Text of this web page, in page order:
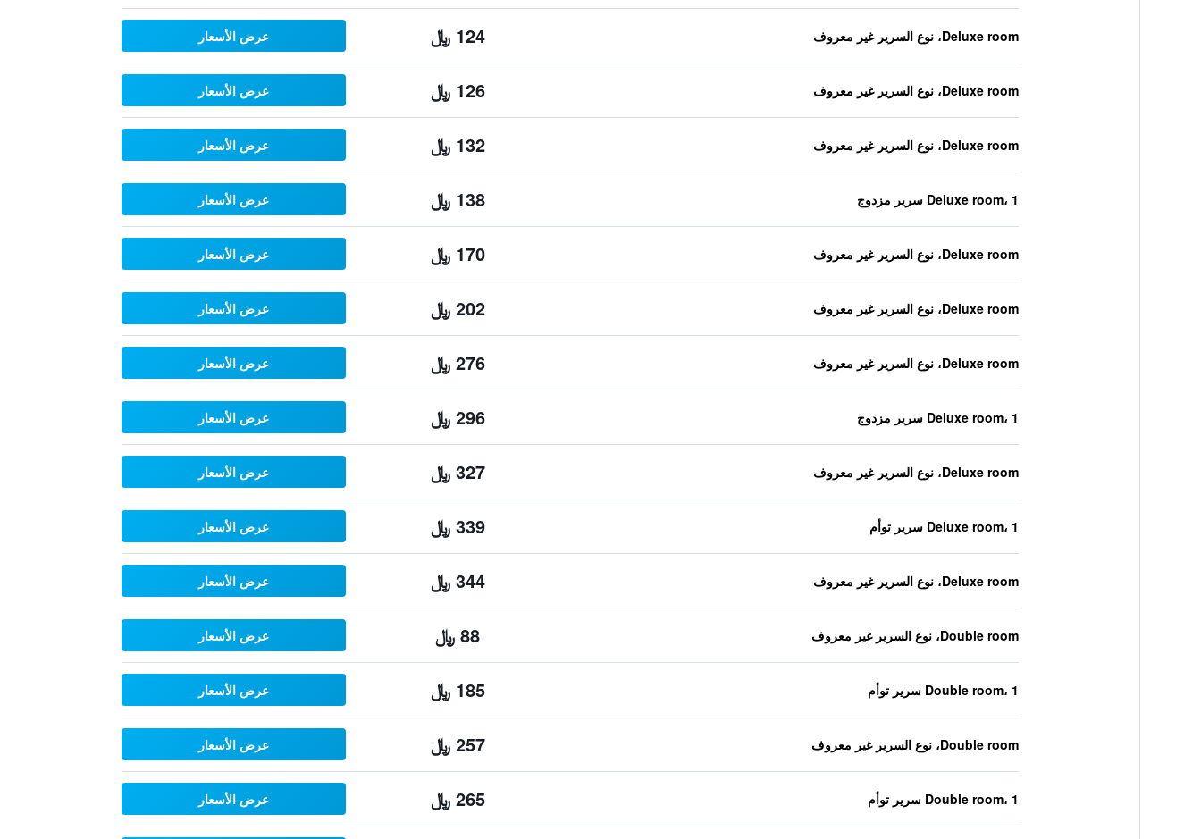
Deluxe room، نوع السرير غير معروف 124 ﷼ عرض الأسعار
Deluxe room، نوع السرير غير معروف 126 ﷼ عرض الأسعار
Deluxe room، نوع السرير غير معروف 132 ﷼ عرض الأسعار
Deluxe room، 1 سرير مزدوج 138 ﷼ عرض الأسعار
Deluxe room، نوع السرير غير معروف 170 ﷼ عرض الأسعار
Deluxe room، نوع السرير غير معروف 202 ﷼ عرض الأسعار
Deluxe room، نوع السرير غير معروف 276 ﷼ عرض الأسعار
Deluxe room، 1 سرير مزدوج 296 ﷼ عرض الأسعار
Deluxe room، نوع السرير غير معروف 327 ﷼ عرض الأسعار
Deluxe room، 1 سرير توأم 339 ﷼ عرض الأسعار
Deluxe room، نوع السرير غير معروف 344 ﷼ عرض الأسعار
Double room، نوع السرير غير معروف 88 ﷼ عرض الأسعار
Double room، 1 سرير توأم 185 ﷼ عرض الأسعار
Double room، نوع السرير غير معروف 257 ﷼ عرض الأسعار
Double room، 1 سرير توأم 265 ﷼ عرض الأسعار